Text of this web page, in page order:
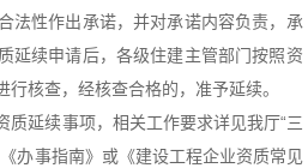
法性作出承诺，并对承诺内容负责，承
延续申请后，各级住建主管部门按照资
核查，经核查合格的，准予延续。
质延续事项，相关工作要求详见我厅“三
办事指南》或《建设工程企业资质常见